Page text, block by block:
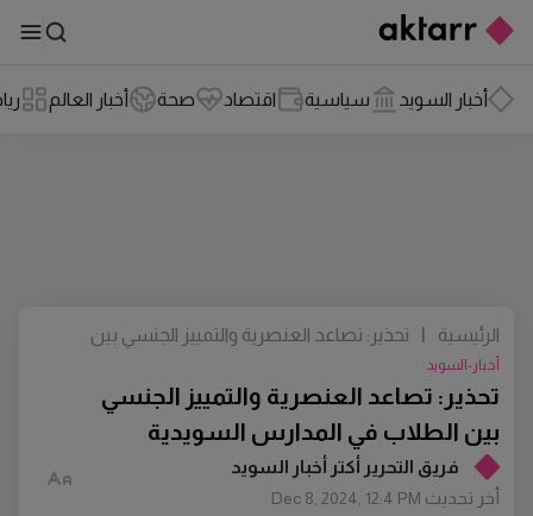
أخبار السويد سياسية اقتصاد صحة أخبار العالم
فريق التحرير أكتر أخبار السويد
أخر تحديث Dec 8, 2024, 12:4 PM
تحذير: تصاعد العنصرية والتمييز الجنسي
بين الطلاب في المدارس السويدية
أخبار-السويد
الرئيسية
تحذير: تصاعد العنصرية والتمييز الجنسي بين